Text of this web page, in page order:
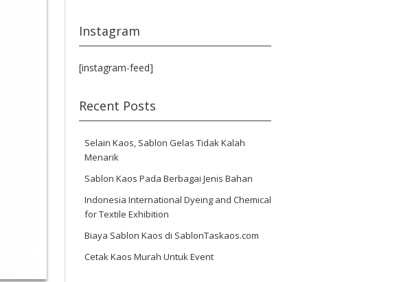
Instagram
[instagram-feed]
Recent Posts
Selain Kaos, Sablon Gelas Tidak Kalah
Menarik
Sablon Kaos Pada Berbagai Jenis Bahan
Indonesia International Dyeing and Chemical
for Textile Exhibition
Biaya Sablon Kaos di SablonTaskaos.com
Cetak Kaos Murah Untuk Event